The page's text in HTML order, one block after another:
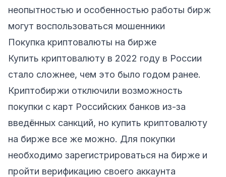
неопытностью и особенностью работы бирж
могут воспользоваться мошенники
Покупка криптовалюты на бирже
Купить криптовалюту в 2022 году в России
стало сложнее, чем это было годом ранее.
Криптобиржи отключили возможность
покупки с карт Российских банков из-за
введённых санкций, но купить криптовалюту
на бирже все же можно. Для покупки
необходимо зарегистрироваться на бирже и
пройти верификацию своего аккаунта